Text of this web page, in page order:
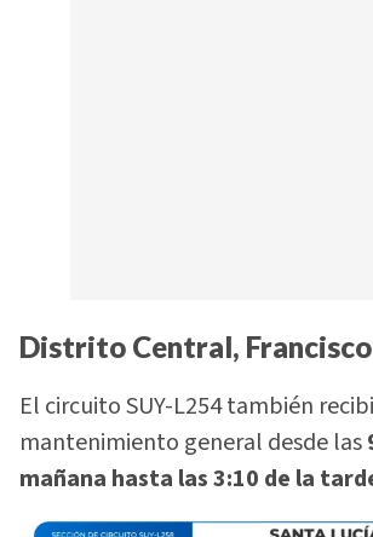
Distrito Central,
El circuito SUY-L254 también
mantenimiento general desde las
mañana hasta las 3:10 de la